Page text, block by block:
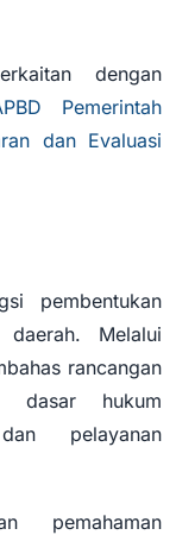
dengan
Pemerintah
dan Evaluasi
pembentukan
Melalui
rancangan
dasar hukum
pelayanan
pemahaman